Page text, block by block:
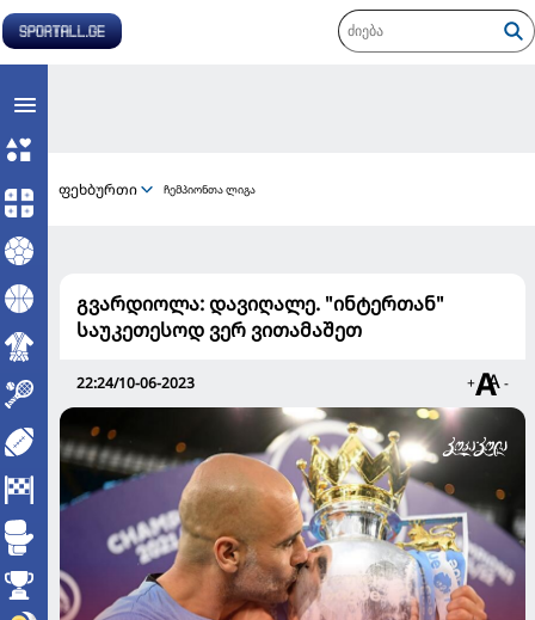
ფეხბურთი ჩემპიონთა ლიგა
გვარდიოლა: დავიღალე. "ინტერთან"
საუკეთესოდ ვერ ვითამაშეთ
22:24/10-06-2023 + -